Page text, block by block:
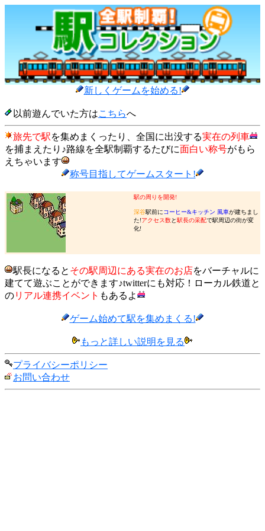
新しくゲームを始める!
以前遊んでいた方はこちらへ
旅先で駅を集めまくったり、全国に出没する実在の列車
を捕まえたり♪路線を全駅制覇するたびに面白い称号がもら
えちゃいます
称号目指してゲームスタート!
駅の周りを開発!
深谷駅前にコーヒー&キッチン 風車が建ちまし
た!アクセス数と駅長の采配で駅周辺の街が変
化!
駅長になると その駅周辺にある実在のお店をバーチャルに
建てて遊ぶことができます♪twitterにも対応！ローカル鉄道と
のリアル連携イベント もあるよ
ゲーム始めて駅を集めまくる!
もっと詳しい説明を見る
プライバシーポリシー
お問い合わせ